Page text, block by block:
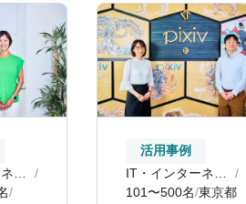
ッ
活用事例
IT・インターネッ
ト
101〜500名 東京都